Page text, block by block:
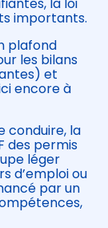
la loi
importants.
plafond
les bilans
et
encore à
conduire, la
des permis
léger
d’emploi ou
par un